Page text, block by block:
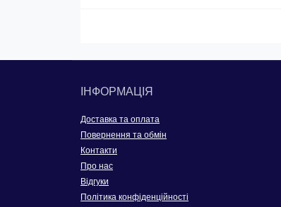
ІНФОРМАЦІЯ
Доставка та оплата
Повернення та обмін
Контакти
Про нас
Відгуки
Політика конфіденційності